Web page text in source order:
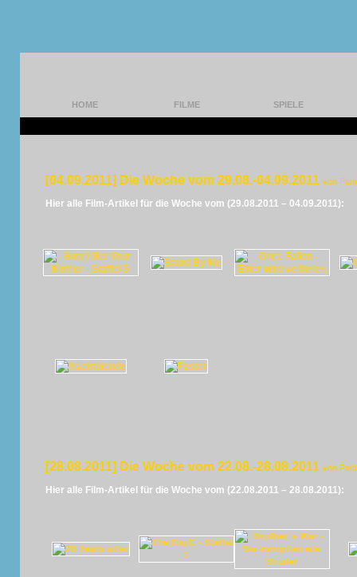
HOME FILME SPIELE
[04.09.2011] Die Woche vom 29.08.-04.09.2011 von
Hier alle Film-Artikel für die Woche vom (29.08.2011 – 04.09.2011):
[28.08.2011] Die Woche vom 22.08.-28.08.2011 von
Hier alle Film-Artikel für die Woche vom (22.08.2011 – 28.08.2011):